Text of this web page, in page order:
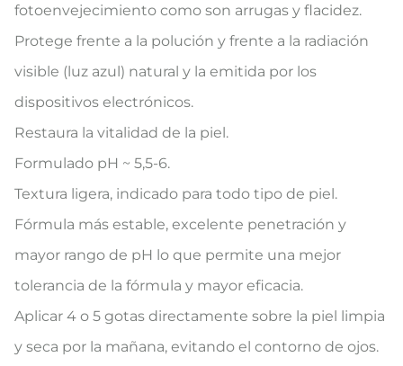
fotoenvejecimiento como son arrugas y flacidez.
Protege frente a la polución y frente a la radiación
visible (luz azul) natural y la emitida por los
dispositivos electrónicos.
Restaura la vitalidad de la piel.
Formulado pH ~ 5,5-6.
Textura ligera, indicado para todo tipo de piel.
Fórmula más estable, excelente penetración y
mayor rango de pH lo que permite una mejor
tolerancia de la fórmula y mayor eficacia.
Aplicar 4 o 5 gotas directamente sobre la piel limpia
y seca por la mañana, evitando el contorno de ojos.